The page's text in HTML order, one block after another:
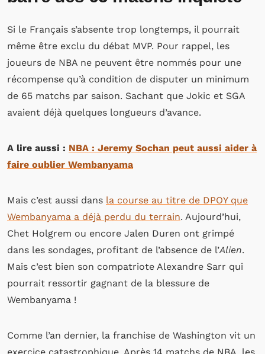
Si le Français s’absente trop longtemps, il pourrait
même être exclu du débat MVP. Pour rappel, les
joueurs de NBA ne peuvent être nommés pour une
récompense qu’à condition de disputer un minimum
de 65 matchs par saison. Sachant que Jokic et SGA
avaient déjà quelques longueurs d’avance.
A lire aussi : NBA : Jeremy Sochan peut aussi aider à
faire oublier Wembanyama
Mais c’est aussi dans la course au titre de DPOY que
Wembanyama a déjà perdu du terrain. Aujourd’hui,
Chet Holgrem ou encore Jalen Duren ont grimpé
dans les sondages, profitant de l’absence de l’Alien.
Mais c’est bien son compatriote Alexandre Sarr qui
pourrait ressortir gagnant de la blessure de
Wembanyama !
Comme l’an dernier, la franchise de Washington vit un